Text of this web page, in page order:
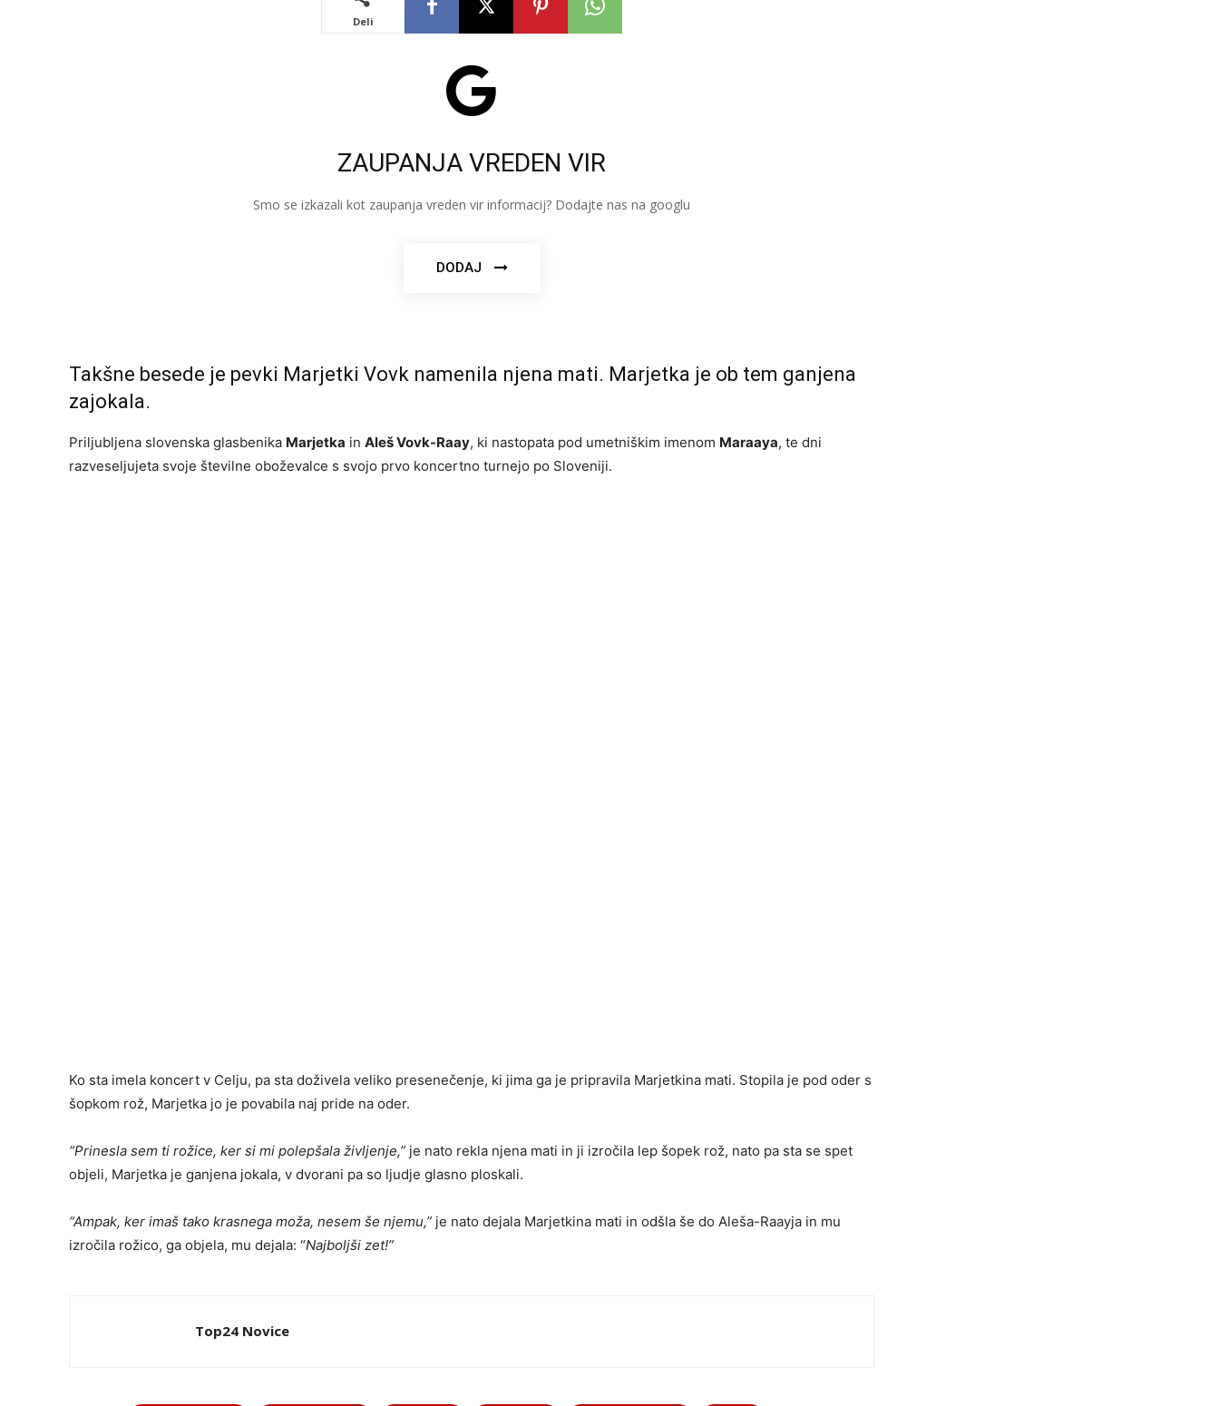
Deli
ZAUPANJA VREDEN VIR
Smo se izkazali kot zaupanja vreden vir informacij? Dodajte nas na googlu
DODAJ
Takšne besede je pevki Marjetki Vovk namenila njena mati. Marjetka je ob tem ganjena
zajokala.
Priljubljena slovenska glasbenika Marjetka in Aleš Vovk-Raay, ki nastopata pod umetniškim imenom Maraaya, te dni
razveseljujeta svoje številne oboževalce s svojo prvo koncertno turnejo po Sloveniji.
Ko sta imela koncert v Celju, pa sta doživela veliko presenečenje, ki jima ga je pripravila Marjetkina mati. Stopila je pod oder s
šopkom rož, Marjetka jo je povabila naj pride na oder.
“Prinesla sem ti rožice, ker si mi polepšala življenje,” je nato rekla njena mati in ji izročila lep šopek rož, nato pa sta se spet
objeli, Marjetka je ganjena jokala, v dvorani pa so ljudje glasno ploskali.
“Ampak, ker imaš tako krasnega moža, nesem še njemu,” je nato dejala Marjetkina mati in odšla še do Aleša-Raayja in mu
izročila rožico, ga objela, mu dejala: “Najboljši zet!”
Top24 Novice